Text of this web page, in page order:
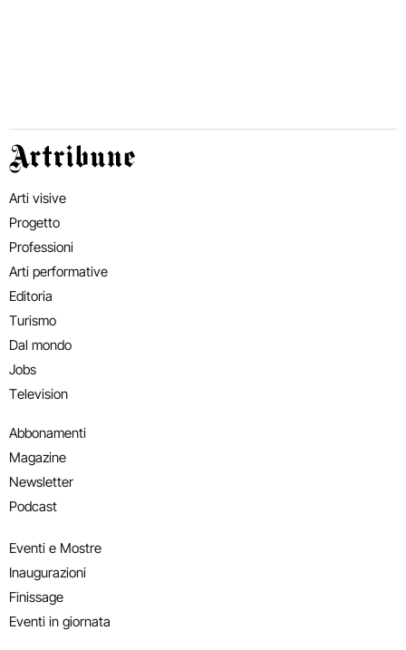
Artribune
Arti visive
Progetto
Professioni
Arti performative
Editoria
Turismo
Dal mondo
Jobs
Television
Abbonamenti
Magazine
Newsletter
Podcast
Eventi e Mostre
Inaugurazioni
Finissage
Eventi in giornata